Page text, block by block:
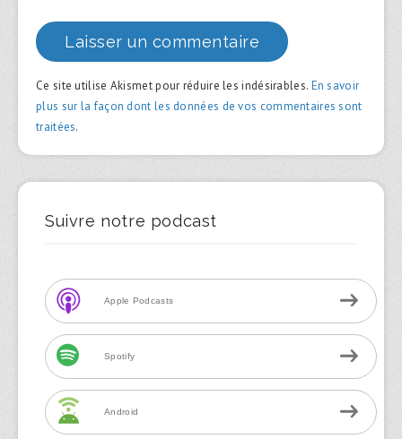
Ce site utilise Akismet pour réduire les indésirables. En savoir
plus sur la façon dont les données de vos commentaires sont
traitées.
Suivre notre podcast
Apple Podcasts
Spotify
Android